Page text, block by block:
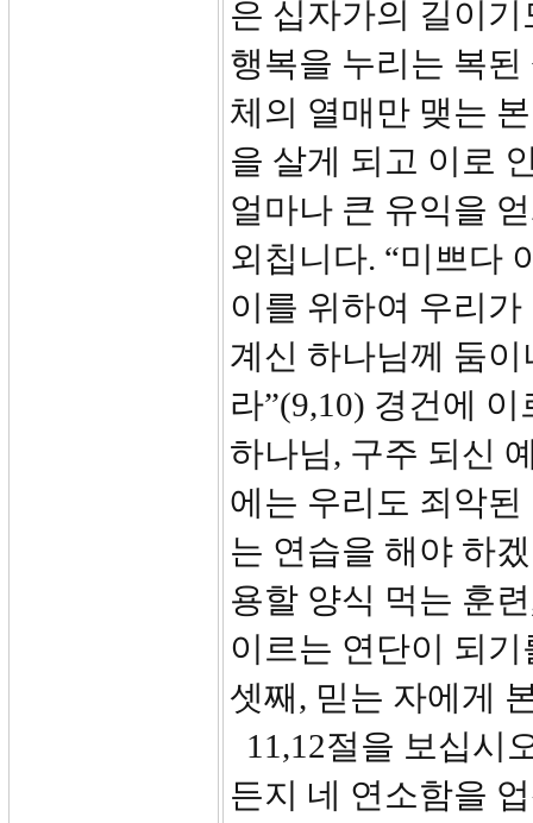
은 십자가의 길이
행복을 누리는 복
체의 열매만 맺는
을 살게 되고 이로
얼마나 큰 유익을
외칩니다. “미쁘다
이를 위하여 우리
계신 하나님께 둠
라”(9,10) 경건에
하나님, 구주 되신
에는 우리도 죄악
는 연습을 해야 하
용할 양식 먹는 훈
이르는 연단이 되
셋째, 믿는 자에게
11,12절을 보십시
든지 네 연소함을